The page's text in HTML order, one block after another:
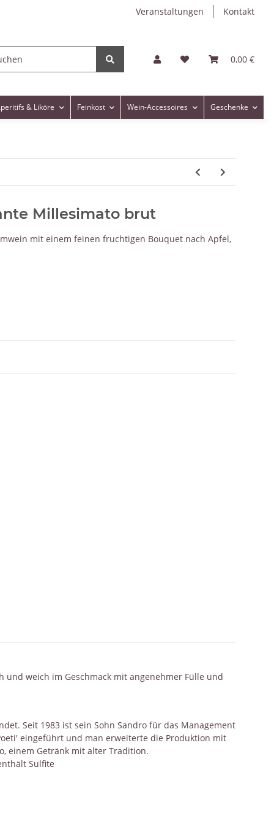
Veranstaltungen Kontakt
0,00 €
& Liköre Feinkost Wein-Accessoires Geschenke
Millesimato brut
mit einem feinen fruchtigen Bouquet nach Apfel,
und weich im Geschmack mit angenehmer Fülle und
Seit 1983 ist sein Sohn Sandro für das Management
eingeführt und man erweiterte die Produktion mit
einem Getränk mit alter Tradition.
Sulfite